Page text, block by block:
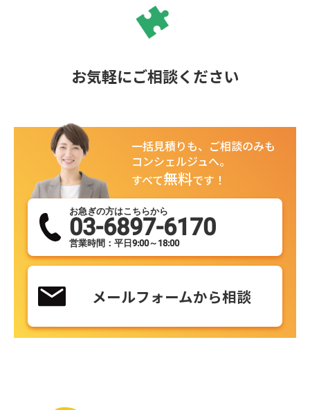
お気軽にご相談ください
一括見積りも、ご相談のみも
コンシェルジュへ。
すべて無料です！
お急ぎの方はこちらから
03-6897-6170
営業時間：平日9:00～18:00
メールフォームから相談